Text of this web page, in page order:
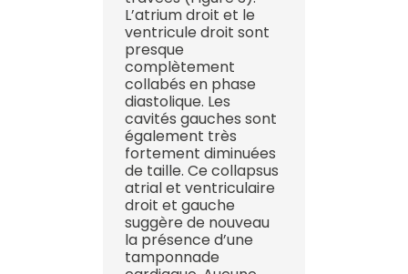
L’atrium droit et le
ventricule droit sont
presque
complètement
collabés en phase
diastolique. Les
cavités gauches sont
également très
fortement diminuées
de taille. Ce collapsus
atrial et ventriculaire
droit et gauche
suggère de nouveau
la présence d’une
tamponnade